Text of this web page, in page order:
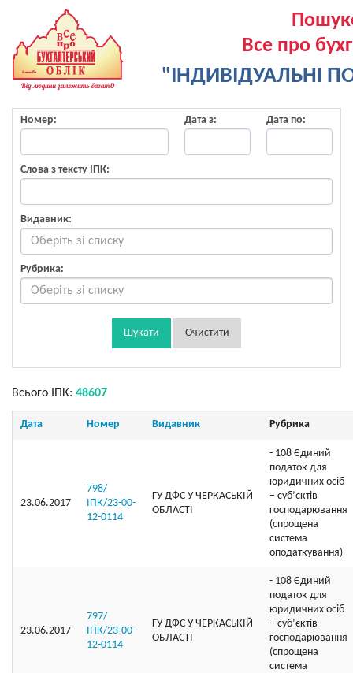
Все про
"ІНДИВІДУАЛЬНІ
Номер: Дата з: Дата по:
Слова з тексту ІПК:
Видавник:
Рубрика:
Шукати Очистити
Всього ІПК: 48607
Дата Номер Видавник Рубрика
23.06.2017
798/
ІПК/23-00-
12-0114
ГУ ДФС У ЧЕРКАСЬКIЙ
ОБЛАСТI
- 108 Єдиний
податок для
юридичних осіб
– суб’єктів
господарювання
(спрощена
система
оподаткування)
23.06.2017
797/
ІПК/23-00-
12-0114
ГУ ДФС У ЧЕРКАСЬКIЙ
ОБЛАСТI
- 108 Єдиний
податок для
юридичних осіб
– суб’єктів
господарювання
(спрощена
система